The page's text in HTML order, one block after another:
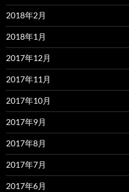
2018年2月
2018年1月
2017年12月
2017年11月
2017年10月
2017年9月
2017年8月
2017年7月
2017年6月